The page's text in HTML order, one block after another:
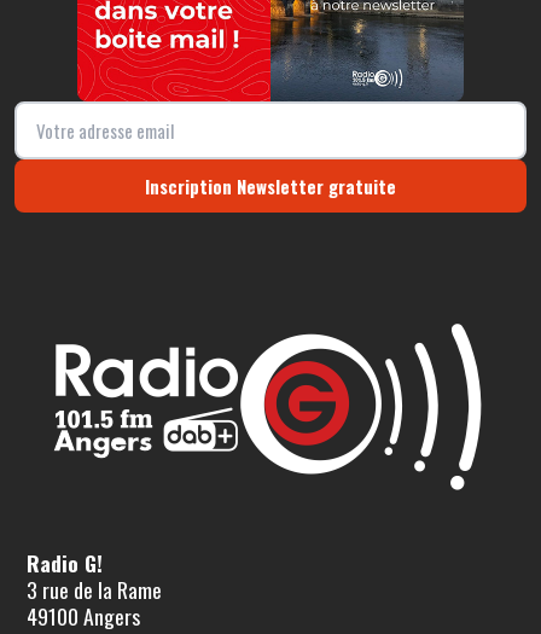
Inscription Newsletter gratuite
Radio G!
3 rue de la Rame
49100 Angers